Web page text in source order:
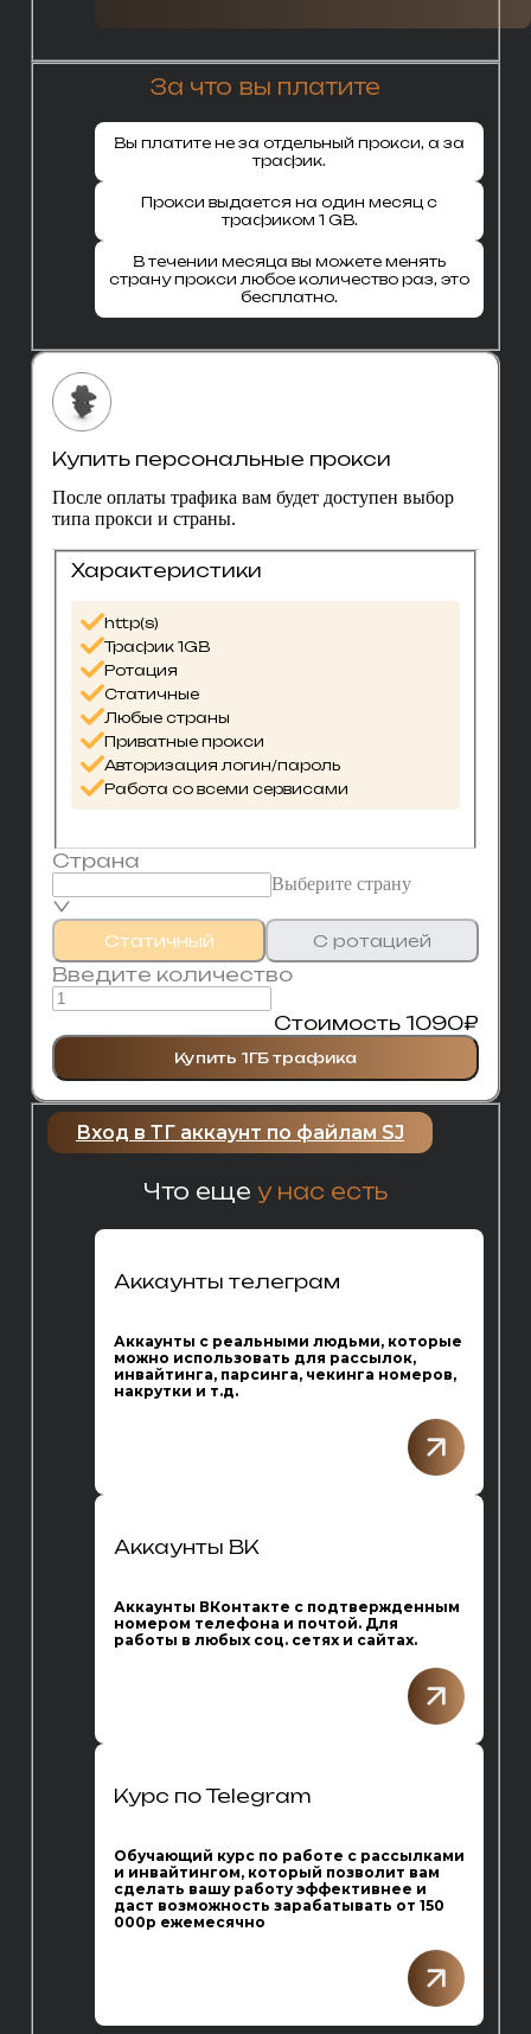
За что вы платите
Вы платите не за отдельный прокси, а за
трафик.
Прокси выдается на один месяц с
трафиком 1 GB.
В течении месяца вы можете менять
страну прокси любое количество раз, это
бесплатно.
Купить персональные прокси
После оплаты трафика вам будет доступен выбор
типа прокси и страны.
Характеристики
http(s)
Трафик 1GB
Ротация
Статичные
Любые страны
Приватные прокси
Авторизация логин/пароль
Работа со всеми сервисами
Страна
Выберите страну
Статичный С ротацией
Введите количество
Стоимость 1090₽
Купить 1ГБ трафика
Вход в ТГ аккаунт по файлам SJ
Что еще у нас есть
Аккаунты телеграм
Аккаунты с реальными людьми, которые
можно использовать для рассылок,
инвайтинга, парсинга, чекинга номеров,
накрутки и т.д.
Аккаунты ВК
Аккаунты ВКонтакте с подтвержденным
номером телефона и почтой. Для
работы в любых соц. сетях и сайтах.
Курс по Telegram
Обучающий курс по работе с рассылками
и инвайтингом, который позволит вам
сделать вашу работу эффективнее и
даст возможность зарабатывать от 150
000р ежемесячно